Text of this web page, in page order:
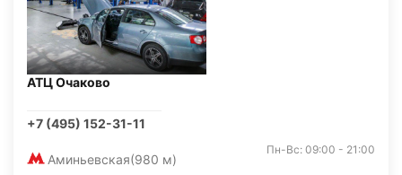
АТЦ Очаково
+7 (495) 152-31-11
Аминьевская(980 м)
Пн-Вс: 09:00 - 21:00